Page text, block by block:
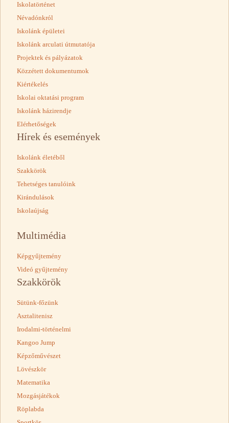
Iskolatörténet
Névadónkról
Iskolánk épületei
Iskolánk arculati útmutatója
Projektek és pályázatok
Közzétett dokumentumok
Kiértékelés
Iskolai oktatási program
Iskolánk házirendje
Elérhetőségek
Hírek és események
Iskolánk életéből
Szakkörök
Tehetséges tanulóink
Kirándulások
Iskolaújság
Multimédia
Képgyűjtemény
Videó gyűjtemény
Szakkörök
Sütünk-főzünk
Asztalitenisz
Irodalmi-történelmi
Kangoo Jump
Képzőművészet
Lövészkör
Matematika
Mozgásjátékok
Röplabda